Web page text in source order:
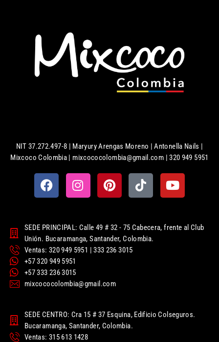
NIT 37.272.497-8 | Maryury Arengas Moreno | Antonella Nails |
Mixcoco Colombia | mixcococolombia@gmail.com | 320 949 5951
SEDE PRINCIPAL: Calle 49 # 32 - 75 Cabecera, frente al Club
Unión. Bucaramanga, Santander, Colombia.
Ventas: 320 949 5951 | 333 236 3015
+57 320 949 5951
+57 333 236 3015
mixcococolombia@gmail.com
SEDE CENTRO: Cra 15 # 37 Esquina, Edificio Colseguros.
Bucaramanga, Santander, Colombia.
Ventas: 315 613 1428